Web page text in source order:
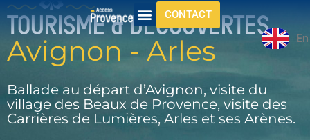
CONTACT
En
TOURISME & DÉCOUVERTES
Avignon - Arles
Ballade au départ d’Avignon, visite du
village des Beaux de Provence, visite des
Carrières de Lumières, Arles et ses Arènes.